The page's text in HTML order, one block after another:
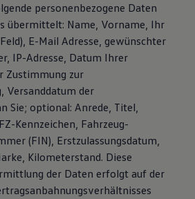
personenbezogene Daten
übermittelt: Name, Vorname, Ihr
E-Mail Adresse, gewünschter
IP-Adresse, Datum Ihrer
Zustimmung zur
Versanddatum der
Sie; optional: Anrede, Titel,
Kennzeichen, Fahrzeug-
(FIN), Erstzulassungsdatum,
Kilometerstand. Diese
der Daten erfolgt auf der